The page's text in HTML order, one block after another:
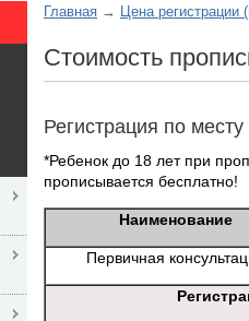
Главная Цена регистрации
Стоимость
Регистрация по
*Ребенок до 18 лет при
прописывается бесплатно!
Наименование
Первичная